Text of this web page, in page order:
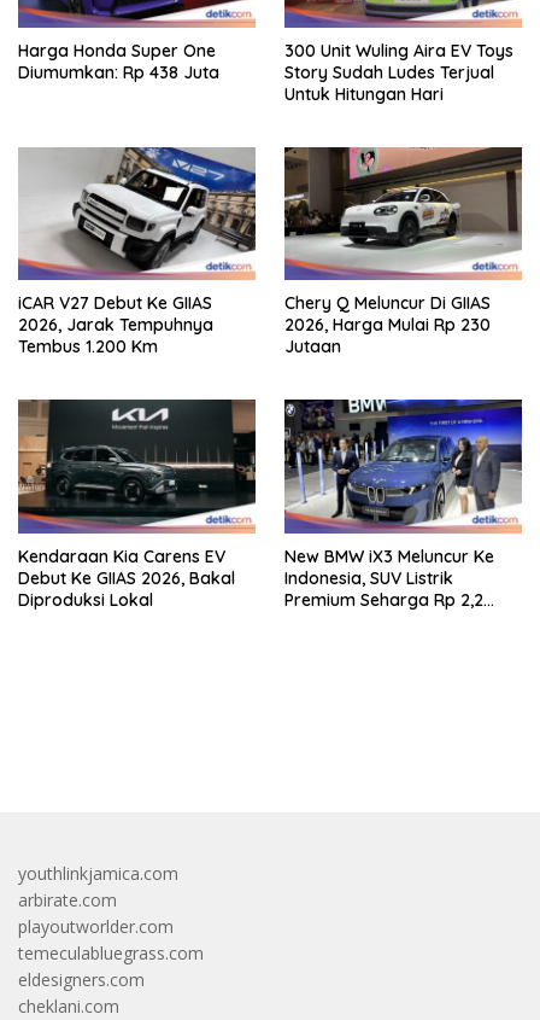
Harga Honda Super One
Diumumkan: Rp 438 Juta
300 Unit Wuling Aira EV Toys
Story Sudah Ludes Terjual
Untuk Hitungan Hari
iCAR V27 Debut Ke GIIAS
2026, Jarak Tempuhnya
Tembus 1.200 Km
Chery Q Meluncur Di GIIAS
2026, Harga Mulai Rp 230
Jutaan
Kendaraan Kia Carens EV
Debut Ke GIIAS 2026, Bakal
Diproduksi Lokal
New BMW iX3 Meluncur Ke
Indonesia, SUV Listrik
Premium Seharga Rp 2,2
youthlinkjamica.com
arbirate.com
playoutworlder.com
temeculabluegrass.com
eldesigners.com
cheklani.com